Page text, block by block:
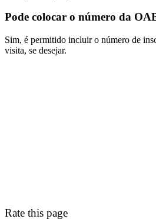
Pode colocar o número da
Sim, é permitido incluir o número de
visita, se desejar.
Rate this page